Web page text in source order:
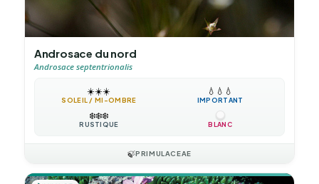
Androsace du nord
Androsace septentrionalis
☀️☀️☀️
SOLEIL / MI-OMBRE
💧 💧 💧
IMPORTANT
❄️❄️❄️
RUSTIQUE BLANC
🍃PRIMULACEAE